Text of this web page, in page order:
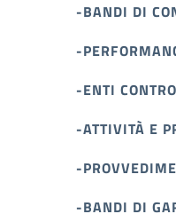
-BANDI DI
-
-ENTI
-ATTIVITÀ E
-
-BANDI DI